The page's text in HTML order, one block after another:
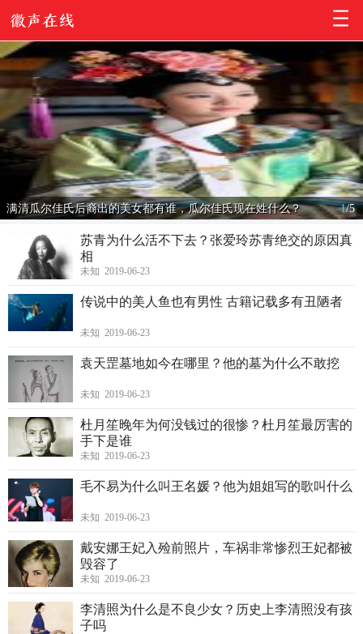
满清瓜尔佳氏后裔出的美女都有谁，瓜尔佳氏现在姓什么？ 1/5
苏青为什么活不下去？张爱玲苏青绝交的原因真
相
未知 2019-06-23
传说中的美人鱼也有男性 古籍记载多有丑陋者
未知 2019-06-23
袁天罡墓地如今在哪里？他的墓为什么不敢挖
未知 2019-06-23
杜月笙晚年为何没钱过的很惨？杜月笙最厉害的
手下是谁
未知 2019-06-23
毛不易为什么叫王名媛？他为姐姐写的歌叫什么
未知 2019-06-23
戴安娜王妃入殓前照片，车祸非常惨烈王妃都被
毁容了
未知 2019-06-23
李清照为什么是不良少女？历史上李清照没有孩
子吗